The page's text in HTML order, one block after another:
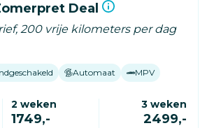
Deal
200 vrije kilometers per dag
Automaat MPV
2 weken
1749,-
3 weken
2499,-